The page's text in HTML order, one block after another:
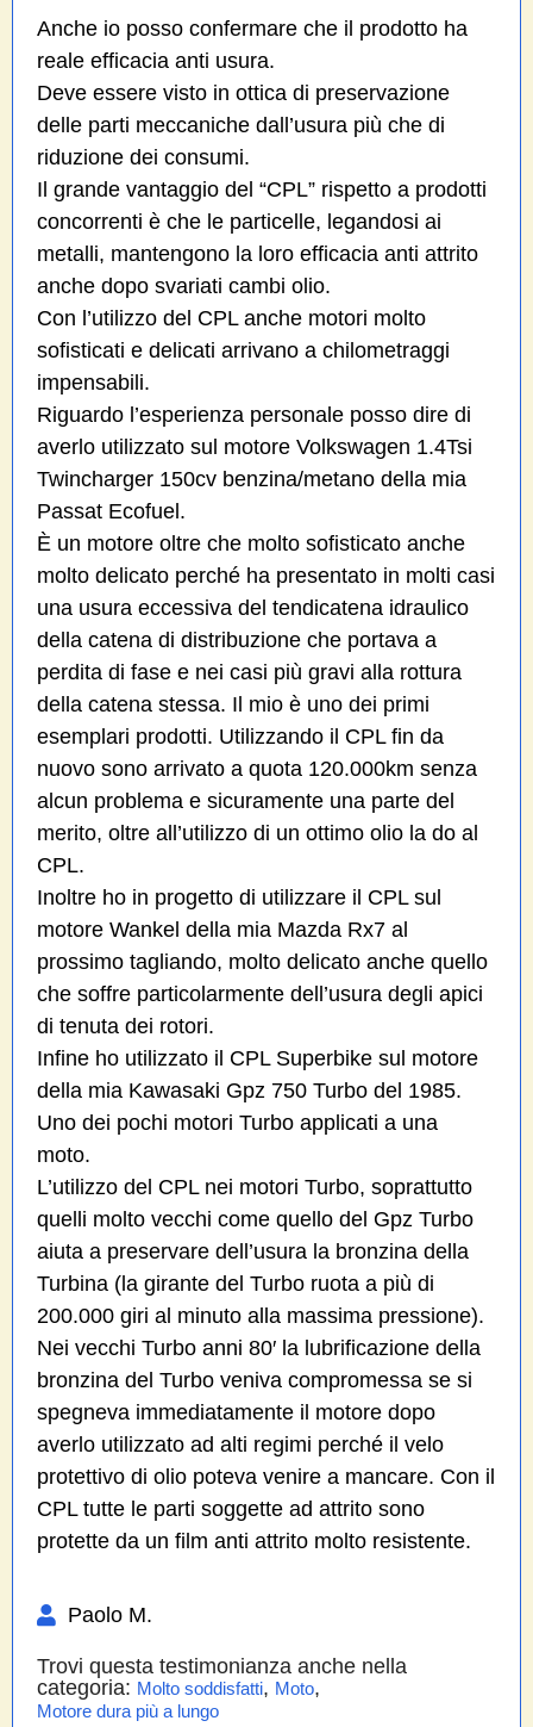
Anche io posso confermare che il prodotto ha
reale efficacia anti usura.
Deve essere visto in ottica di preservazione
delle parti meccaniche dall’usura più che di
riduzione dei consumi.
Il grande vantaggio del “CPL” rispetto a prodotti
concorrenti è che le particelle, legandosi ai
metalli, mantengono la loro efficacia anti attrito
anche dopo svariati cambi olio.
Con l’utilizzo del CPL anche motori molto
sofisticati e delicati arrivano a chilometraggi
impensabili.
Riguardo l’esperienza personale posso dire di
averlo utilizzato sul motore Volkswagen 1.4Tsi
Twincharger 150cv benzina/metano della mia
Passat Ecofuel.
È un motore oltre che molto sofisticato anche
molto delicato perché ha presentato in molti casi
una usura eccessiva del tendicatena idraulico
della catena di distribuzione che portava a
perdita di fase e nei casi più gravi alla rottura
della catena stessa. Il mio è uno dei primi
esemplari prodotti. Utilizzando il CPL fin da
nuovo sono arrivato a quota 120.000km senza
alcun problema e sicuramente una parte del
merito, oltre all’utilizzo di un ottimo olio la do al
CPL.
Inoltre ho in progetto di utilizzare il CPL sul
motore Wankel della mia Mazda Rx7 al
prossimo tagliando, molto delicato anche quello
che soffre particolarmente dell’usura degli apici
di tenuta dei rotori.
Infine ho utilizzato il CPL Superbike sul motore
della mia Kawasaki Gpz 750 Turbo del 1985.
Uno dei pochi motori Turbo applicati a una
moto.
L’utilizzo del CPL nei motori Turbo, soprattutto
quelli molto vecchi come quello del Gpz Turbo
aiuta a preservare dell’usura la bronzina della
Turbina (la girante del Turbo ruota a più di
200.000 giri al minuto alla massima pressione).
Nei vecchi Turbo anni 80′ la lubrificazione della
bronzina del Turbo veniva compromessa se si
spegneva immediatamente il motore dopo
averlo utilizzato ad alti regimi perché il velo
protettivo di olio poteva venire a mancare. Con il
CPL tutte le parti soggette ad attrito sono
protette da un film anti attrito molto resistente.
Paolo M.
Trovi questa testimonianza anche nella
categoria: Molto soddisfatti, Moto,
Motore dura più a lungo